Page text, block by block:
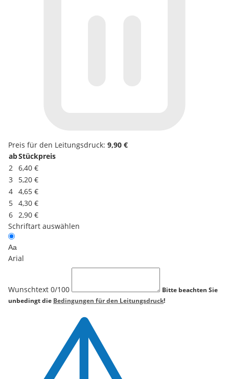
Preis für den Leitungsdruck: 9,90 €
abStückpreis
2 6,40 €
3
5,20 €
4 4,65 €
5 4,30 €
6 2,90 €
Schriftart auswählen
Aa
Arial
Wunschtext 0/100
Bitte beachten Sie
unbedingt die Bedingungen für den Leitungsdruck!